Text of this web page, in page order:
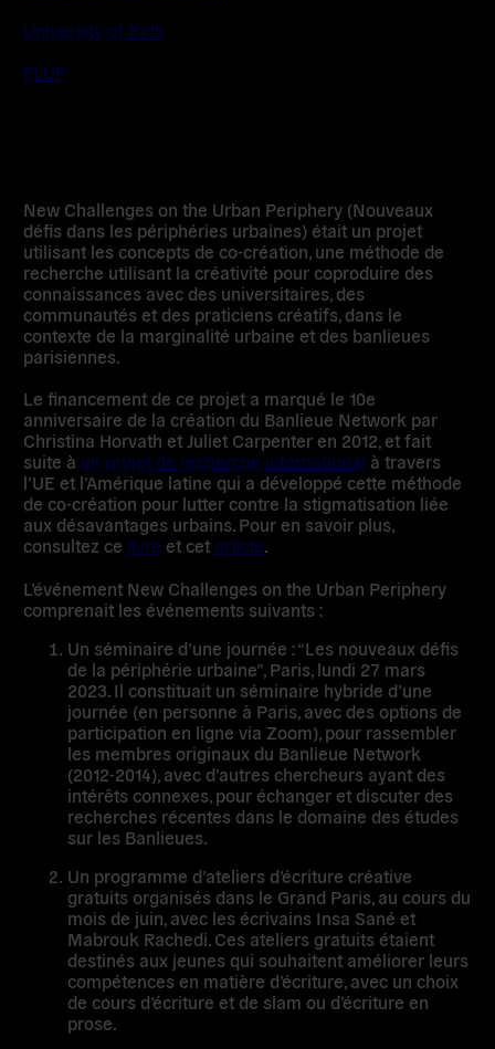
New Challenges on the Urban Periphery (Nouveaux
défis dans les périphéries urbaines) était un projet
utilisant les concepts de co-création, une méthode de
recherche utilisant la créativité pour coproduire des
connaissances avec des universitaires, des
communautés et des praticiens créatifs, dans le
contexte de la marginalité urbaine et des banlieues
parisiennes.
Le financement de ce projet a marqué le 10e
anniversaire de la création du Banlieue Network par
Christina Horvath et Juliet Carpenter en 2012, et fait
suite à un projet de recherche international à travers
l’UE et l’Amérique latine qui a développé cette méthode
de co-création pour lutter contre la stigmatisation liée
aux désavantages urbains. Pour en savoir plus,
consultez ce livre et cet article.
L’événement New Challenges on the Urban Periphery
comprenait les événements suivants :
Un séminaire d’une journée : “Les nouveaux défis
de la périphérie urbaine”, Paris, lundi 27 mars
2023 . Il constituait un séminaire hybride d’une
journée (en personne à Paris, avec des options de
participation en ligne via Zoom), pour rassembler
les membres originaux du Banlieue Network
(2012-2014), avec d’autres chercheurs ayant des
intérêts connexes, pour échanger et discuter des
recherches récentes dans le domaine des études
sur les Banlieues.
Un programme d’ateliers d’écriture créative
gratuits organisés dans le Grand Paris, au cours du
mois de juin, avec les écrivains Insa Sané et
Mabrouk Rachedi. Ces ateliers gratuits étaient
destinés aux jeunes qui souhaitent améliorer leurs
compétences en matière d’écriture, avec un choix
de cours d’écriture et de slam ou d’écriture en
prose.
University of Bath
FLUP